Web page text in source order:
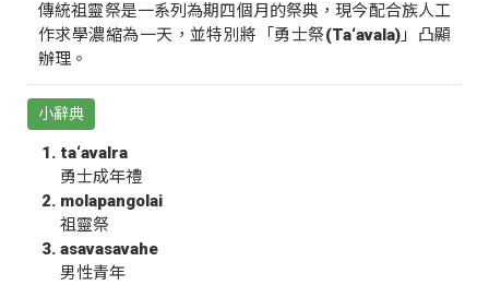
傳統祖靈祭是一系列為期四個月的祭典，現今配合族人工
作求學濃縮為一天，並特別將「勇士祭(Ta‘avala)」凸顯
辦理。
小辭典
ta‘avalra
勇士成年禮
molapangolai
祖靈祭
asavasavahe
男性青年